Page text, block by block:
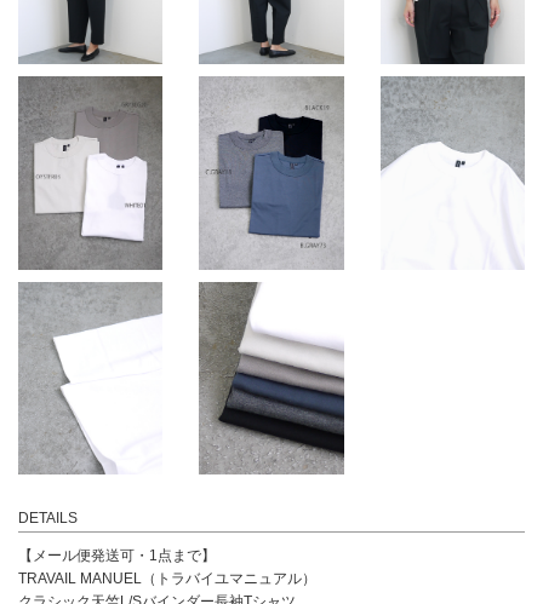
DETAILS
【メール便発送可・1点まで】
TRAVAIL MANUEL（トラバイユマニュアル）